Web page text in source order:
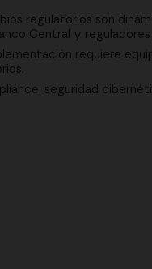
regulatorios son
Central y reguladores
requiere
seguridad